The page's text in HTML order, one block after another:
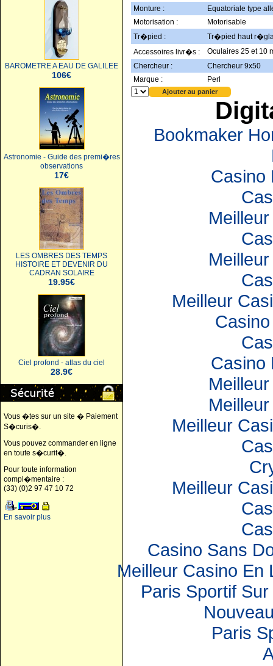
BAROMETRE A EAU DE GALILEE
106€
Astronomie - Guide des premi�res
observations
17€
LES OMBRES DES TEMPS
HISTOIRE ET DEVENIR DU
CADRAN SOLAIRE
19.95€
Ciel profond - atlas du ciel
28.9€
Vous �tes sur un site � Paiement
S�curis�.
Vous pouvez commander en ligne
en toute s�curit�.
Pour toute information
compl�mentaire :
(33) (0)2 97 47 10 72
En savoir plus
Monture :
Equatoriale type
Motorisation :
Motorisable
Tr�pied :
Tr�pied haut
Accessoires livr�s :
Oculaires 25 et 10
Chercheur :
Chercheur 9x50
Marque :
Perl
Bookmaker
Casino
Meilleur
Casino
Meilleur
Meilleur
Casino Sans
Meilleur Casino En
Paris Sportif
Paris